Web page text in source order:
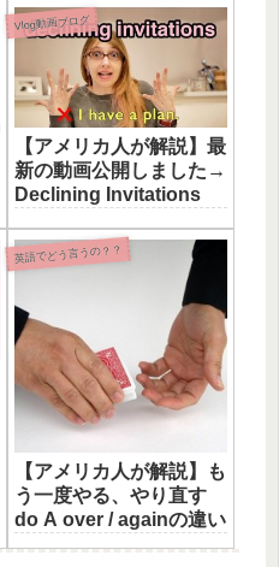
Vlog動画ブログ
【アメリカ人が解説】最
新の動画公開しました→
Declining Invitations
英語でどう言うの？？
【アメリカ人が解説】も
う一度やる、やり直す
do A over / againの違い